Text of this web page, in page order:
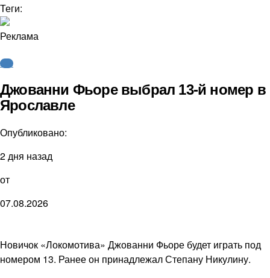
Теги:
Реклама
КХЛ
Джованни Фьоре выбрал 13-й номер в
Ярославле
Опубликовано:
2 дня назад
от
07.08.2026
Новичок «Локомотива» Джованни Фьоре будет играть под
номером 13. Ранее он принадлежал Степану Никулину.